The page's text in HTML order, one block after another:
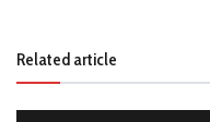
Related article